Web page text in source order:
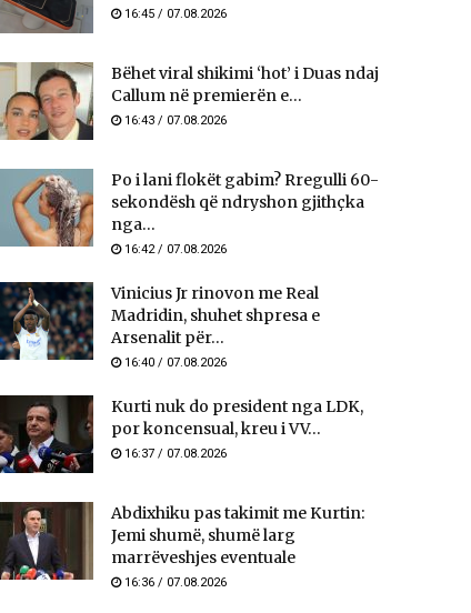
16:45 / 07.08.2026
Bëhet viral shikimi ‘hot’ i Duas ndaj
Callum në premierën e...
16:43 / 07.08.2026
Po i lani flokët gabim? Rregulli 60-
sekondësh që ndryshon gjithçka
nga...
16:42 / 07.08.2026
Vinicius Jr rinovon me Real
Madridin, shuhet shpresa e
Arsenalit për...
16:40 / 07.08.2026
Kurti nuk do president nga LDK,
por koncensual, kreu i VV...
16:37 / 07.08.2026
Abdixhiku pas takimit me Kurtin:
Jemi shumë, shumë larg
marrëveshjes eventuale
16:36 / 07.08.2026